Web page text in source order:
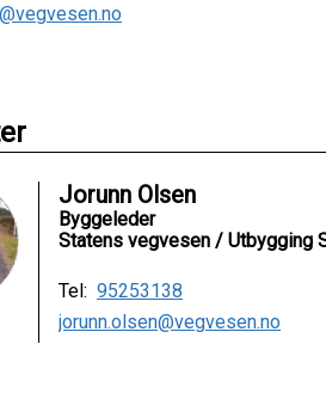
Jorunn Olsen
Byggeleder
Statens vegvesen / Utbygging
Tel: 95253138
jorunn.olsen@vegvesen.no